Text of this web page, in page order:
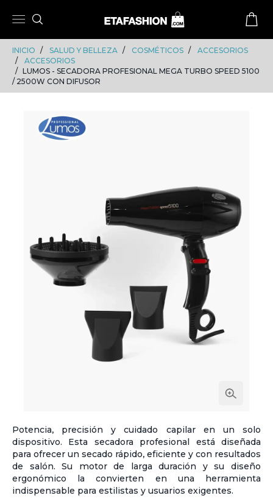
INICIO SALUD Y BELLEZA COSMÉTICOS
ACCESORIOS
ACCESORIOS
LUMOS - SECADORA PROFESIONAL MEGA TURBO SPEED 5100
/ 2500W CON DIFUSOR
Potencia, precisión y cuidado capilar en un solo
dispositivo. Esta secadora profesional está diseñada
para ofrecer un secado rápido, eficiente y con resultados
de salón. Su motor de larga duración y su diseño
ergonómico la convierten en una herramienta
indispensable para estilistas y usuarios exigentes.